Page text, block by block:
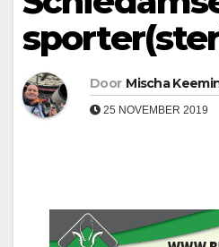
Door Mischa
25 NOVEMBER 2019